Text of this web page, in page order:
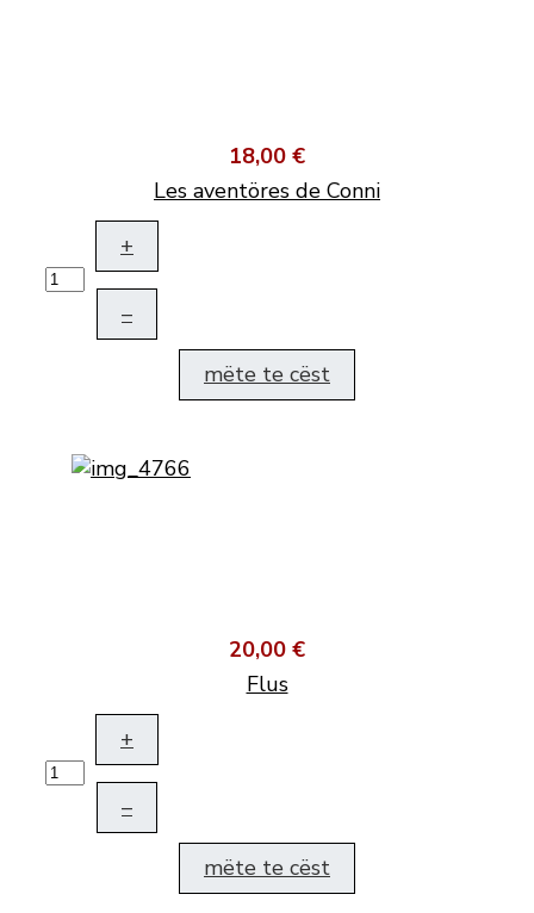
18,00 €
Les aventöres de Conni
+
–
mëte te cëst
20,00 €
Flus
+
–
mëte te cëst